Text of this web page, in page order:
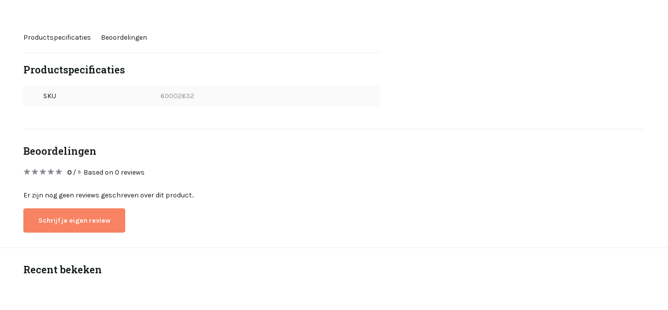
Productspecificaties Beoordelingen
Productspecificaties
SKU 60002632
Beoordelingen
0 / 5 Based on 0 reviews
Er zijn nog geen reviews geschreven over dit product..
Schrijf je eigen review
Recent bekeken